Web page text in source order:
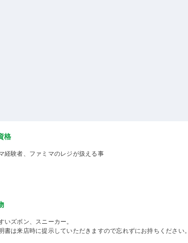
格
経験者、ファミマのレジが扱える事
いズボン、スニーカー。
書は来店時に提示していただきますので忘れずにお持ちください。